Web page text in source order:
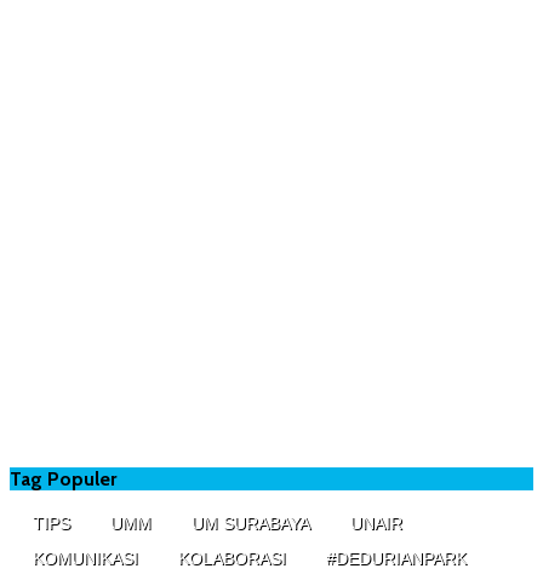
Tag Populer
TIPS UMM UM SURABAYA
UNAIR
KOMUNIKASI
KOLABORASI
#DEDURIANPARK